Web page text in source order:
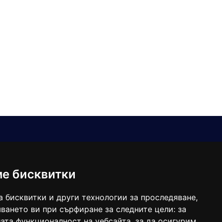
бисквитки
бисквитки и други технологии за проследяване,
ви при сърфиране за следните цели: за
balgarkanews@gmail.com